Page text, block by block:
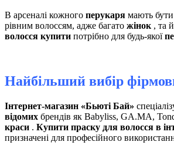
В арсеналі кожного перукаря мають бути
рівним волоссям, адже багато жінок , та й
волосся купити потрібно для будь-якої
Найбільший вибір
Інтернет-магазин «Бьюті Бай»
відомих брендів як Babyliss, GA.MA,
краси . Купити праску для волосся в
призначені для професійного